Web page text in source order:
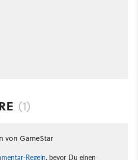
(1)
von GameStar
Regeln, bevor Du einen